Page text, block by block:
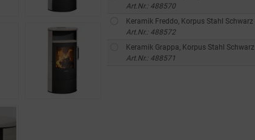
Art.Nr.: 488570
Keramik Freddo, Korpus Stahl Schwarz
Art.Nr.: 488572
Keramik Grappa, Korpus Stahl Schwarz
Art.Nr.: 488571